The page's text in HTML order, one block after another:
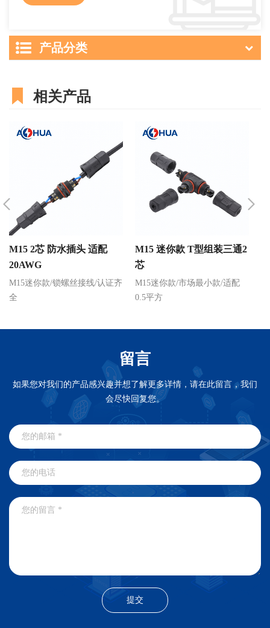
产品分类
相关产品
M15 2芯 防水插头 适配
20AWG
M15迷你款/锁螺丝接线/认证齐
全
M15 迷你款 T型组装三通2
芯
M15迷你款/市场最小款/适配
0.5平方
留言
如果您对我们的产品感兴趣并想了解更多详情，请在此留言，我们
会尽快回复您。